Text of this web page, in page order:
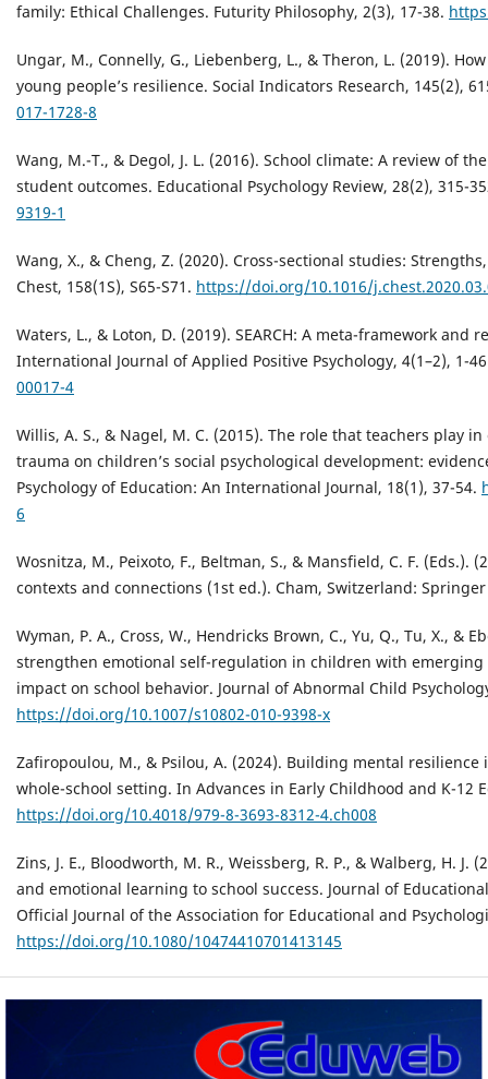
family: Ethical Challenges. Futurity Philosophy, 2(3), 17-38.
Ungar, M., Connelly, G., Liebenberg, L., & Theron, L. (2019).
young people’s resilience. Social Indicators Research, 145(2),
017-1728-8
Wang, M.-T., & Degol, J. L. (2016). School climate: A review of
student outcomes. Educational Psychology Review, 28(2), 315-
9319-1
Wang, X., & Cheng, Z. (2020). Cross-sectional studies:
Chest, 158(1S), S65-S71. https://doi.org/10.1016/
Waters, L., & Loton, D. (2019). SEARCH: A meta-framework
International Journal of Applied Positive Psychology, 4(1–2), 1-
00017-4
Willis, A. S., & Nagel, M. C. (2015). The role that teachers play
trauma on children’s social psychological development:
Psychology of Education: An International Journal, 18(1), 37-54.
6
Wosnitza, M., Peixoto, F., Beltman, S., & Mansfield, C. F. (Eds.).
contexts and connections (1st ed.). Cham, Switzerland:
Wyman, P. A., Cross, W., Hendricks Brown, C., Yu, Q., Tu, X., &
strengthen emotional self-regulation in children with
impact on school behavior. Journal of Abnormal Child
https://doi.org/10.1007/s10802-010-9398-x
Zafiropoulou, M., & Psilou, A. (2024). Building mental
whole-school setting. In Advances in Early Childhood and K-12
https://doi.org/10.4018/979-8-3693-8312-4.ch008
Zins, J. E., Bloodworth, M. R., Weissberg, R. P., & Walberg, H. J.
and emotional learning to school success. Journal of
Official Journal of the Association for Educational and
https://doi.org/10.1080/10474410701413145